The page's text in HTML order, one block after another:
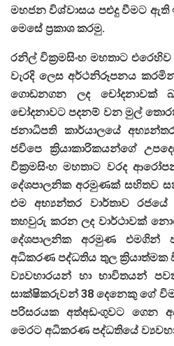
මහජන විශ්වාසය පළුදු වීමට
මෙසේ ප්‍රකාශ කරමු.
රනිල් වික්‍රමසිංහ මහතාට
වැරදි ලෙස අර්ථනිරූපනය
ගොඩනගන ලද චෝදනාවක්
චෝදනාවට පදනම් වන මුල්
ජනාධිපති කාර්යාලයේ
ජවිපෙ ක්‍රියාකාරිකයන්ගේ
වික්‍රමසිංහ මහතාට වරද
දේශපාලනික අරමුණක් සහිතව
⁠එම අභ්‍යන්තර වාර්තාව
තහවුරු කරන ලද වාර්ථාවක්
දේශපාලනික අරමුණ එමගින්
අධිකරණ පද්ධතිය තුල ක්‍රියාත්මක
ව්‍යවහාරයන් හා භාවිතයන්
සාක්ෂිකරුවන් 38 දෙනෙකු ගේ
පරිසරයක අත්අඩංගුවට ගෙන
මෙරට අධිකරණ පද්ධතියේ